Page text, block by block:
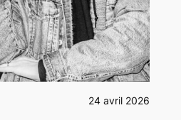
24 avril 2026